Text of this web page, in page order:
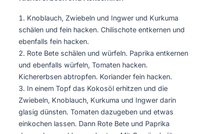
Knoblauch, Zwiebeln und Ingwer und Kurkuma
schälen und fein hacken. Chilischote entkernen und
ebenfalls fein hacken.
Rote Bete schälen und würfeln. Paprika entkernen
und ebenfalls würfeln, Tomaten hacken.
Kichererbsen abtropfen. Koriander fein hacken.
In einem Topf das Kokosöl erhitzen und die
Zwiebeln, Knoblauch, Kurkuma und Ingwer darin
glasig dünsten. Tomaten dazugeben und etwas
einkochen lassen. Dann Rote Bete und Paprika